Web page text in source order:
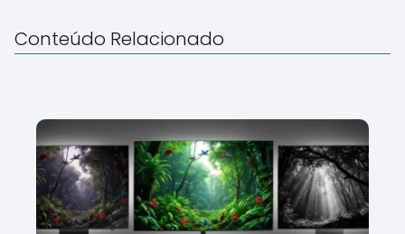
Conteúdo Relacionado